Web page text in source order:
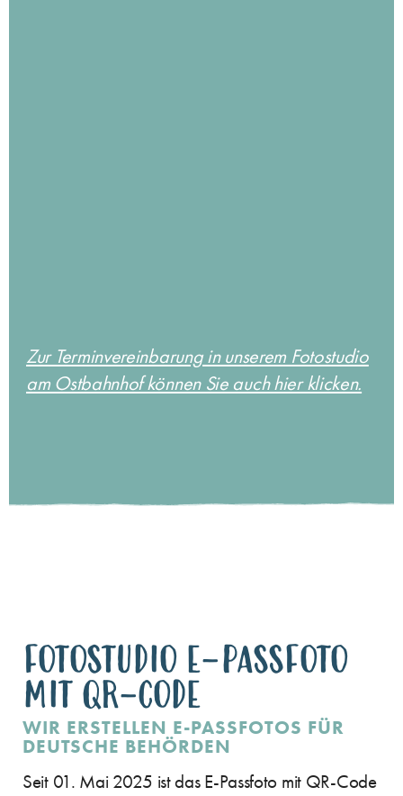
Zur Terminvereinbarung in unserem Fotostudio
am Ostbahnhof können Sie auch hier klicken.
FOTOSTUDIO E-PASSFOTO
MIT QR-CODE
WIR ERSTELLEN E-PASSFOTOS FÜR
DEUTSCHE BEHÖRDEN
Seit 01. Mai 2025 ist das E-Passfoto mit QR-Code